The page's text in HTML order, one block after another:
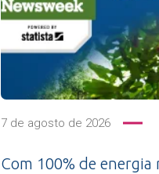
7 de agosto de 2026
Com 100% de